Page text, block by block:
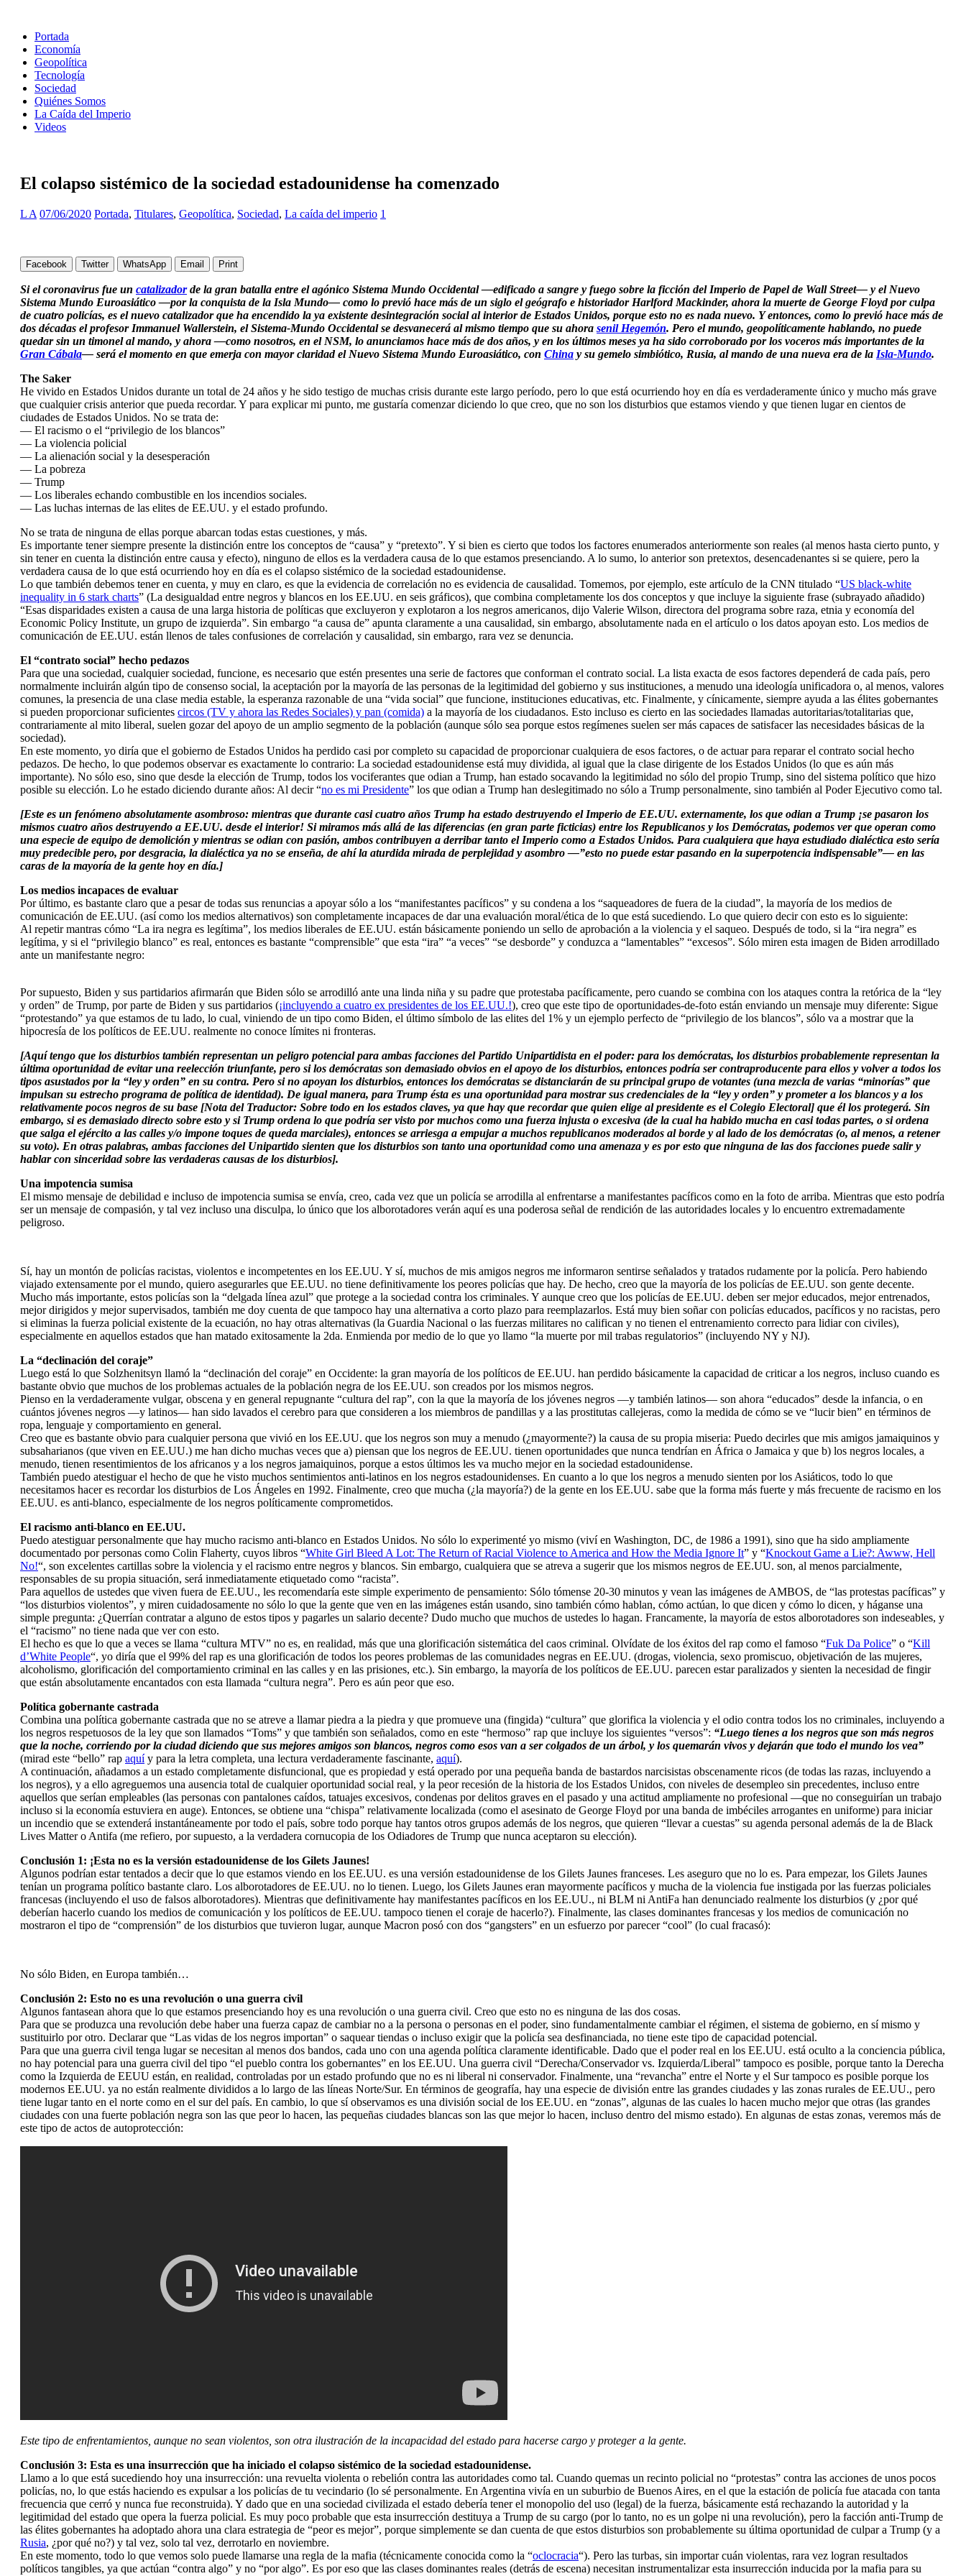
Portada
Economía
Geopolítica
Tecnología
Sociedad
Quiénes Somos
La Caída del Imperio
Videos
El colapso sistémico de la sociedad estadounidense ha comenzado
L A 07/06/2020 Portada, Titulares, Geopolítica, Sociedad, La caída del imperio 1
Facebook Twitter WhatsApp Email Print
Si el coronavirus fue un catalizadorde la gran batalla entre el agónico Sistema Mundo Occidental —edificado a sangre y fuego sobre la ficción del Imperio de Papel de Wall Street— y el Nuevo
Sistema Mundo Euroasiático —por la conquista de la Isla Mundo— como lo previó hace más de un siglo el geógrafo e historiador Harlford Mackinder, ahora la muerte de George Floyd por culpa
de cuatro policías, es el nuevo catalizador que ha encendido la ya existente desintegración social al interior de Estados Unidos, porque esto no es nada nuevo. Y entonces, como lo previó hace más de
dos décadas el profesor Immanuel Wallerstein, el Sistema-Mundo Occidental se desvanecerá al mismo tiempo que su ahora senil Hegemón. Pero el mundo, geopolíticamente hablando, no puede
quedar sin un timonel al mando, y ahora —como nosotros, en el NSM, lo anunciamos hace más de dos años, y en los últimos meses ya ha sido corroborado por los voceros más importantes de la
Gran Cábala— será el momento en que emerja con mayor claridad el Nuevo Sistema Mundo Euroasiático, con China y su gemelo simbiótico, Rusia, al mando de una nueva era de la Isla-Mundo.
The Saker
He vivido en Estados Unidos durante un total de 24 años y he sido testigo de muchas crisis durante este largo período, pero lo que está ocurriendo hoy en día es verdaderamente único y mucho más grave
que cualquier crisis anterior que pueda recordar. Y para explicar mi punto, me gustaría comenzar diciendo lo que creo, que no son los disturbios que estamos viendo y que tienen lugar en cientos de
ciudades de Estados Unidos. No se trata de:
— El racismo o el “privilegio de los blancos”
— La violencia policial
— La alienación social y la desesperación
— La pobreza
— Trump
— Los liberales echando combustible en los incendios sociales.
— Las luchas internas de las elites de EE.UU. y el estado profundo.
No se trata de ninguna de ellas porque abarcan todas estas cuestiones, y más.
Es importante tener siempre presente la distinción entre los conceptos de “causa” y “pretexto”. Y si bien es cierto que todos los factores enumerados anteriormente son reales (al menos hasta cierto punto, y
sin tener en cuenta la distinción entre causa y efecto), ninguno de ellos es la verdadera causa de lo que estamos presenciando. A lo sumo, lo anterior son pretextos, desencadenantes si se quiere, pero la
verdadera causa de lo que está ocurriendo hoy en día es el colapso sistémico de la sociedad estadounidense.
Lo que también debemos tener en cuenta, y muy en claro, es que la evidencia de correlación no es evidencia de causalidad. Tomemos, por ejemplo, este artículo de la CNN titulado “US black-white
inequality in 6 stark charts” (La desigualdad entre negros y blancos en los EE.UU. en seis gráficos), que combina completamente los dos conceptos y que incluye la siguiente frase (subrayado añadido)
“Esas disparidades existen a causa de una larga historia de políticas que excluyeron y explotaron a los negros americanos, dijo Valerie Wilson, directora del programa sobre raza, etnia y economía del
Economic Policy Institute, un grupo de izquierda”. Sin embargo “a causa de” apunta claramente a una causalidad, sin embargo, absolutamente nada en el artículo o los datos apoyan esto. Los medios de
comunicación de EE.UU. están llenos de tales confusiones de correlación y causalidad, sin embargo, rara vez se denuncia.
El “contrato social” hecho pedazos
Para que una sociedad, cualquier sociedad, funcione, es necesario que estén presentes una serie de factores que conforman el contrato social. La lista exacta de esos factores dependerá de cada país, pero
normalmente incluirán algún tipo de consenso social, la aceptación por la mayoría de las personas de la legitimidad del gobierno y sus instituciones, a menudo una ideología unificadora o, al menos, valores
comunes, la presencia de una clase media estable, la esperanza razonable de una “vida social” que funcione, instituciones educativas, etc. Finalmente, y cínicamente, siempre ayuda a las élites gobernantes
si pueden proporcionar suficientes circos (TV y ahora las Redes Sociales) y pan (comida) a la mayoría de los ciudadanos. Esto incluso es cierto en las sociedades llamadas autoritarias/totalitarias que,
contrariamente al mito liberal, suelen gozar del apoyo de un amplio segmento de la población (aunque sólo sea porque estos regímenes suelen ser más capaces de satisfacer las necesidades básicas de la
sociedad).
En este momento, yo diría que el gobierno de Estados Unidos ha perdido casi por completo su capacidad de proporcionar cualquiera de esos factores, o de actuar para reparar el contrato social hecho
pedazos. De hecho, lo que podemos observar es exactamente lo contrario: La sociedad estadounidense está muy dividida, al igual que la clase dirigente de los Estados Unidos (lo que es aún más
importante). No sólo eso, sino que desde la elección de Trump, todos los vociferantes que odian a Trump, han estado socavando la legitimidad no sólo del propio Trump, sino del sistema político que hizo
posible su elección. Lo he estado diciendo durante años: Al decir “no es mi Presidente” los que odian a Trump han deslegitimado no sólo a Trump personalmente, sino también al Poder Ejecutivo como tal.
[Este es un fenómeno absolutamente asombroso: mientras que durante casi cuatro años Trump ha estado destruyendo el Imperio de EE.UU. externamente, los que odian a Trump ¡se pasaron los
mismos cuatro años destruyendo a EE.UU. desde el interior! Si miramos más allá de las diferencias (en gran parte ficticias) entre los Republicanos y los Demócratas, podemos ver que operan como
una especie de equipo de demolición y mientras se odian con pasión, ambos contribuyen a derribar tanto el Imperio como a Estados Unidos. Para cualquiera que haya estudiado dialéctica esto sería
muy predecible pero, por desgracia, la dialéctica ya no se enseña, de ahí la aturdida mirada de perplejidad y asombro —”esto no puede estar pasando en la superpotencia indispensable”— en las
caras de la mayoría de la gente hoy en día.]
Los medios incapaces de evaluar
Por último, es bastante claro que a pesar de todas sus renuncias a apoyar sólo a los “manifestantes pacíficos” y su condena a los “saqueadores de fuera de la ciudad”, la mayoría de los medios de
comunicación de EE.UU. (así como los medios alternativos) son completamente incapaces de dar una evaluación moral/ética de lo que está sucediendo. Lo que quiero decir con esto es lo siguiente:
Al repetir mantras cómo “La ira negra es legítima”, los medios liberales de EE.UU. están básicamente poniendo un sello de aprobación a la violencia y el saqueo. Después de todo, si la “ira negra” es
legítima, y si el “privilegio blanco” es real, entonces es bastante “comprensible” que esta “ira” “a veces” “se desborde” y conduzca a “lamentables” “excesos”. Sólo miren esta imagen de Biden arrodillado
ante un manifestante negro:
Por supuesto, Biden y sus partidarios afirmarán que Biden sólo se arrodilló ante una linda niña y su padre que protestaba pacíficamente, pero cuando se combina con los ataques contra la retórica de la “ley
y orden” de Trump, por parte de Biden y sus partidarios (¡incluyendo a cuatro ex presidentes de los EE.UU.!), creo que este tipo de oportunidades-de-foto están enviando un mensaje muy diferente: Sigue
“protestando” ya que estamos de tu lado, lo cual, viniendo de un tipo como Biden, el último símbolo de las elites del 1% y un ejemplo perfecto de “privilegio de los blancos”, sólo va a mostrar que la
hipocresía de los políticos de EE.UU. realmente no conoce límites ni fronteras.
[Aquí tengo que los disturbios también representan un peligro potencial para ambas facciones del Partido Unipartidista en el poder: para los demócratas, los disturbios probablemente representan la
última oportunidad de evitar una reelección triunfante, pero si los demócratas son demasiado obvios en el apoyo de los disturbios, entonces podría ser contraproducente para ellos y volver a todos los
tipos asustados por la “ley y orden” en su contra. Pero si no apoyan los disturbios, entonces los demócratas se distanciarán de su principal grupo de votantes (una mezcla de varias “minorías” que
impulsan su estrecho programa de política de identidad). De igual manera, para Trump ésta es una oportunidad para mostrar sus credenciales de la “ley y orden” y prometer a los blancos y a los
relativamente pocos negros de su base [Nota del Traductor: Sobre todo en los estados claves, ya que hay que recordar que quien elige al presidente es el Colegio Electoral] que él los protegerá. Sin
embargo, si es demasiado directo sobre esto y si Trump ordena lo que podría ser visto por muchos como una fuerza injusta o excesiva (de la cual ha habido mucha en casi todas partes, o si ordena
que salga el ejército a las calles y/o impone toques de queda marciales), entonces se arriesga a empujar a muchos republicanos moderados al borde y al lado de los demócratas (o, al menos, a retener
su voto). En otras palabras, ambas facciones del Unipartido sienten que los disturbios son tanto una oportunidad como una amenaza y es por esto que ninguna de las dos facciones puede salir y
hablar con sinceridad sobre las verdaderas causas de los disturbios].
Una impotencia sumisa
El mismo mensaje de debilidad e incluso de impotencia sumisa se envía, creo, cada vez que un policía se arrodilla al enfrentarse a manifestantes pacíficos como en la foto de arriba. Mientras que esto podría
ser un mensaje de compasión, y tal vez incluso una disculpa, lo único que los alborotadores verán aquí es una poderosa señal de rendición de las autoridades locales y lo encuentro extremadamente
peligroso.
Sí, hay un montón de policías racistas, violentos e incompetentes en los EE.UU. Y sí, muchos de mis amigos negros me informaron sentirse señalados y tratados rudamente por la policía. Pero habiendo
viajado extensamente por el mundo, quiero asegurarles que EE.UU. no tiene definitivamente los peores policías que hay. De hecho, creo que la mayoría de los policías de EE.UU. son gente decente.
Mucho más importante, estos policías son la “delgada línea azul” que protege a la sociedad contra los criminales. Y aunque creo que los policías de EE.UU. deben ser mejor educados, mejor entrenados,
mejor dirigidos y mejor supervisados, también me doy cuenta de que tampoco hay una alternativa a corto plazo para reemplazarlos. Está muy bien soñar con policías educados, pacíficos y no racistas, pero
si eliminas la fuerza policial existente de la ecuación, no hay otras alternativas (la Guardia Nacional o las fuerzas militares no califican y no tienen el entrenamiento correcto para lidiar con civiles),
especialmente en aquellos estados que han matado exitosamente la 2da. Enmienda por medio de lo que yo llamo “la muerte por mil trabas regulatorios” (incluyendo NY y NJ).
La “declinación del coraje”
Luego está lo que Solzhenitsyn llamó la “declinación del coraje” en Occidente: la gran mayoría de los políticos de EE.UU. han perdido básicamente la capacidad de criticar a los negros, incluso cuando es
bastante obvio que muchos de los problemas actuales de la población negra de los EE.UU. son creados por los mismos negros.
Pienso en la verdaderamente vulgar, obscena y en general repugnante “cultura del rap”, con la que la mayoría de los jóvenes negros —y también latinos— son ahora “educados” desde la infancia, o en
cuántos jóvenes negros —y latinos— han sido lavados el cerebro para que consideren a los miembros de pandillas y a las prostitutas callejeras, como la medida de cómo se ve “lucir bien” en términos de
ropa, lenguaje y comportamiento en general.
Creo que es bastante obvio para cualquier persona que vivió en los EE.UU. que los negros son muy a menudo (¿mayormente?) la causa de su propia miseria: Puedo decirles que mis amigos jamaiquinos y
subsaharianos (que viven en EE.UU.) me han dicho muchas veces que a) piensan que los negros de EE.UU. tienen oportunidades que nunca tendrían en África o Jamaica y que b) los negros locales, a
menudo, tienen resentimientos de los africanos y a los negros jamaiquinos, porque a estos últimos les va mucho mejor en la sociedad estadounidense.
También puedo atestiguar el hecho de que he visto muchos sentimientos anti-latinos en los negros estadounidenses. En cuanto a lo que los negros a menudo sienten por los Asiáticos, todo lo que
necesitamos hacer es recordar los disturbios de Los Ángeles en 1992. Finalmente, creo que mucha (¿la mayoría?) de la gente en los EE.UU. sabe que la forma más fuerte y más frecuente de racismo en los
EE.UU. es anti-blanco, especialmente de los negros políticamente comprometidos.
El racismo anti-blanco en EE.UU.
Puedo atestiguar personalmente que hay mucho racismo anti-blanco en Estados Unidos. No sólo lo experimenté yo mismo (viví en Washington, DC, de 1986 a 1991), sino que ha sido ampliamente
documentado por personas como Colin Flaherty, cuyos libros “White Girl Bleed A Lot: The Return of Racial Violence to America and How the Media Ignore It” y “Knockout Game a Lie?: Awww, Hell
No!“, son excelentes cartillas sobre la violencia y el racismo entre negros y blancos. Sin embargo, cualquiera que se atreva a sugerir que los mismos negros de EE.UU. son, al menos parcialmente,
responsables de su propia situación, será inmediatamente etiquetado como “racista”.
Para aquellos de ustedes que viven fuera de EE.UU., les recomendaría este simple experimento de pensamiento: Sólo tómense 20-30 minutos y vean las imágenes de AMBOS, de “las protestas pacíficas” y
“los disturbios violentos”, y miren cuidadosamente no sólo lo que la gente que ven en las imágenes están usando, sino también cómo hablan, cómo actúan, lo que dicen y cómo lo dicen, y háganse una
simple pregunta: ¿Querrían contratar a alguno de estos tipos y pagarles un salario decente? Dudo mucho que muchos de ustedes lo hagan. Francamente, la mayoría de estos alborotadores son indeseables, y
el “racismo” no tiene nada que ver con esto.
El hecho es que lo que a veces se llama “cultura MTV” no es, en realidad, más que una glorificación sistemática del caos criminal. Olvídate de los éxitos del rap como el famoso “Fuk Da Police” o “Kill
d’White People“, yo diría que el 99% del rap es una glorificación de todos los peores problemas de las comunidades negras en EE.UU. (drogas, violencia, sexo promiscuo, objetivación de las mujeres,
alcoholismo, glorificación del comportamiento criminal en las calles y en las prisiones, etc.). Sin embargo, la mayoría de los políticos de EE.UU. parecen estar paralizados y sienten la necesidad de fingir
que están absolutamente encantados con esta llamada “cultura negra”. Pero es aún peor que eso.
Política gobernante castrada
Combina una política gobernante castrada que no se atreve a llamar piedra a la piedra y que promueve una (fingida) “cultura” que glorifica la violencia y el odio contra todos los no criminales, incluyendo a
los negros respetuosos de la ley que son llamados “Toms” y que también son señalados, como en este “hermoso” rap que incluye los siguientes “versos”: “Luego tienes a los negros que son más negros
que la noche, corriendo por la ciudad diciendo que sus mejores amigos son blancos, negros como esos van a ser colgados de un árbol, y los quemarán vivos y dejarán que todo el mundo los vea”
(mirad este “bello” rap aquíy para la letra completa, una lectura verdaderamente fascinante, aquí).
A continuación, añadamos a un estado completamente disfuncional, que es propiedad y está operado por una pequeña banda de bastardos narcisistas obscenamente ricos (de todas las razas, incluyendo a
los negros), y a ello agreguemos una ausencia total de cualquier oportunidad social real, y la peor recesión de la historia de los Estados Unidos, con niveles de desempleo sin precedentes, incluso entre
aquellos que serían empleables (las personas con pantalones caídos, tatuajes excesivos, condenas por delitos graves en el pasado y una actitud ampliamente no profesional —que no conseguirían un trabajo
incluso si la economía estuviera en auge). Entonces, se obtiene una “chispa” relativamente localizada (como el asesinato de George Floyd por una banda de imbéciles arrogantes en uniforme) para iniciar
un incendio que se extenderá instantáneamente por todo el país, sobre todo porque hay tantos otros grupos además de los negros, que quieren “llevar a cuestas” su agenda personal además de la de Black
Lives Matter o Antifa (me refiero, por supuesto, a la verdadera cornucopia de los Odiadores de Trump que nunca aceptaron su elección).
Conclusión 1: ¡Esta no es la versión estadounidense de los Gilets Jaunes!
Algunos podrían estar tentados a decir que lo que estamos viendo en los EE.UU. es una versión estadounidense de los Gilets Jaunes franceses. Les aseguro que no lo es. Para empezar, los Gilets Jaunes
tenían un programa político bastante claro. Los alborotadores de EE.UU. no lo tienen. Luego, los Gilets Jaunes eran mayormente pacíficos y mucha de la violencia fue instigada por las fuerzas policiales
francesas (incluyendo el uso de falsos alborotadores). Mientras que definitivamente hay manifestantes pacíficos en los EE.UU., ni BLM ni AntiFa han denunciado realmente los disturbios (y ¿por qué
deberían hacerlo cuando los medios de comunicación y los políticos de EE.UU. tampoco tienen el coraje de hacerlo?). Finalmente, las clases dominantes francesas y los medios de comunicación no
mostraron el tipo de “comprensión” de los disturbios que tuvieron lugar, aunque Macron posó con dos “gangsters” en un esfuerzo por parecer “cool” (lo cual fracasó):
No sólo Biden, en Europa también…
Conclusión 2: Esto no es una revolución o una guerra civil
Algunos fantasean ahora que lo que estamos presenciando hoy es una revolución o una guerra civil. Creo que esto no es ninguna de las dos cosas.
Para que se produzca una revolución debe haber una fuerza capaz de cambiar no a la persona o personas en el poder, sino fundamentalmente cambiar el régimen, el sistema de gobierno, en sí mismo y
sustituirlo por otro. Declarar que “Las vidas de los negros importan” o saquear tiendas o incluso exigir que la policía sea desfinanciada, no tiene este tipo de capacidad potencial.
Para que una guerra civil tenga lugar se necesitan al menos dos bandos, cada uno con una agenda política claramente identificable. Dado que el poder real en los EE.UU. está oculto a la conciencia pública,
no hay potencial para una guerra civil del tipo “el pueblo contra los gobernantes” en los EE.UU. Una guerra civil “Derecha/Conservador vs. Izquierda/Liberal” tampoco es posible, porque tanto la Derecha
como la Izquierda de EEUU están, en realidad, controladas por un estado profundo que no es ni liberal ni conservador. Finalmente, una “revancha” entre el Norte y el Sur tampoco es posible porque los
modernos EE.UU. ya no están realmente divididos a lo largo de las líneas Norte/Sur. En términos de geografía, hay una especie de división entre las grandes ciudades y las zonas rurales de EE.UU., pero
tiene lugar tanto en el norte como en el sur del país. En cambio, lo que sí observamos es una división social de los EE.UU. en “zonas”, algunas de las cuales lo hacen mucho mejor que otras (las grandes
ciudades con una fuerte población negra son las que peor lo hacen, las pequeñas ciudades blancas son las que mejor lo hacen, incluso dentro del mismo estado). En algunas de estas zonas, veremos más de
este tipo de actos de autoprotección:
Este tipo de enfrentamientos, aunque no sean violentos, son otra ilustración de la incapacidad del estado para hacerse cargo y proteger a la gente.
Conclusión 3: Esta es una insurrección que ha iniciado el colapso sistémico de la sociedad estadounidense.
Llamo a lo que está sucediendo hoy una insurrección: una revuelta violenta o rebelión contra las autoridades como tal. Cuando quemas un recinto policial no “protestas” contra las acciones de unos pocos
policías, no, lo que estás haciendo es expulsar a los policías de tu vecindario (lo sé personalmente. En Argentina vivía en un suburbio de Buenos Aires, en el que la estación de policía fue atacada con tanta
frecuencia que cerró y nunca fue reconstruida). Y dado que en una sociedad civilizada el estado debería tener el monopolio del uso (legal) de la fuerza, básicamente está rechazando la autoridad y la
legitimidad del estado que opera la fuerza policial. Es muy poco probable que esta insurrección destituya a Trump de su cargo (por lo tanto, no es un golpe ni una revolución), pero la facción anti-Trump de
las élites gobernantes ha adoptado ahora una clara estrategia de “peor es mejor”, porque simplemente se dan cuenta de que estos disturbios son probablemente su última oportunidad de culpar a Trump (y a
Rusia, ¿por qué no?) y tal vez, solo tal vez, derrotarlo en noviembre.
En este momento, todo lo que vemos solo puede llamarse una regla de la mafia (técnicamente conocida como la “oclocracia“). Pero las turbas, sin importar cuán violentas, rara vez logran resultados
políticos tangibles, ya que actúan “contra algo” y no “por algo”. Es por eso que las clases dominantes reales (detrás de escena) necesitan instrumentalizar esta insurrección inducida por la mafia para su